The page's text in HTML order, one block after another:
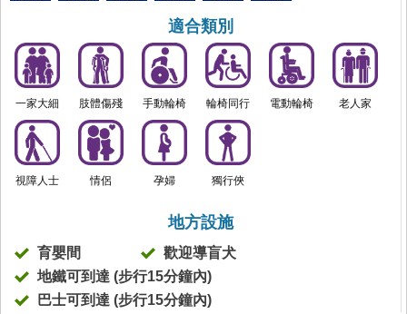
適合類別
一家大細 肢體傷殘 手動輪椅 輪椅同行 電動輪椅 老人家
視障人士 情侶 孕婦 獨行俠
地方設施
育嬰間
歡迎導盲犬
地鐵可到達 (步行15分鐘內)
巴士可到達 (步行15分鐘內)